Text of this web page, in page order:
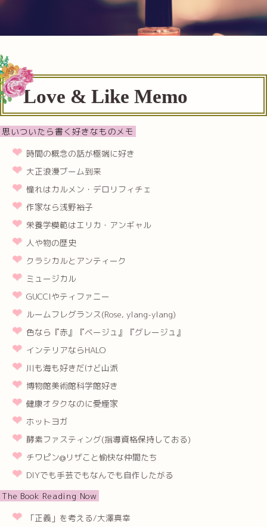
Love & Like Memo
思いついたら書く好きなものメモ
時間の概念の話が極端に好き
大正浪漫ブーム到来
憧れはカルメン・デロリフィチェ
作家なら浅野裕子
栄養学模範はエリカ・アンギャル
人や物の歴史
クラシカルとアンティーク
ミュージカル
GUCCIやティファニー
ルームフレグランス(Rose, ylang-ylang)
色なら『赤』『ベージュ』『グレージュ』
インテリアならHALO
川も海も好きだけど山派
博物館美術館科学館好き
健康オタクなのに愛煙家
ホットヨガ
酵素ファスティング(指導資格保持しておる)
チワピン@リザこと愉快な仲間たち
DIYでも手芸でもなんでも自作したがる
The Book Reading Now
「正義」を考える/大澤真幸